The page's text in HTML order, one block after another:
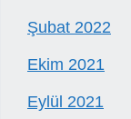
Şubat 2022
Ekim 2021
Eylül 2021